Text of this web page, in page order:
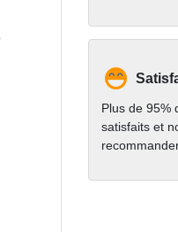
Plus de 95%
satisfaits et